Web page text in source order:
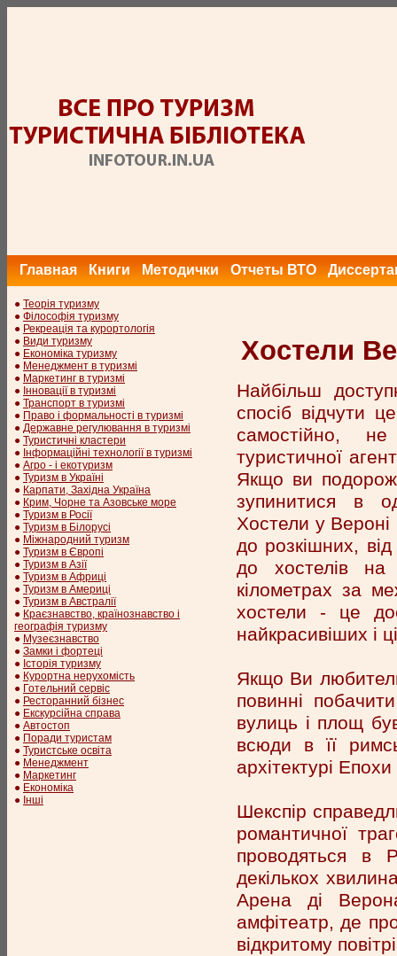
Главная Книги Методички Отчеты ВТО
● Теорія туризму
● Філософія туризму
● Рекреація та курортологія
● Види туризму
● Економіка туризму
● Менеджмент в туризмі
● Маркетинг в туризмі
● Інновації в туризмі
● Транспорт в туризмі
● Право і формальності в туризмі
● Державне регулювання в туризмі
● Туристичні кластери
● Інформаційні технології в туризмі
● Агро - і екотуризм
● Туризм в Україні
● Карпати, Західна Україна
● Крим, Чорне та Азовське море
● Туризм в Росії
● Туризм в Білорусі
● Міжнародний туризм
● Туризм в Європі
● Туризм в Азії
● Туризм в Африці
● Туризм в Америці
● Туризм в Австралії
● Краєзнавство, країнознавство і
географія туризму
● Музеєзнавство
● Замки і фортеці
● Історія туризму
● Курортна нерухомість
● Готельний сервіс
● Ресторанний бізнес
● Екскурсійна справа
● Автостоп
● Поради туристам
● Туристське освіта
● Менеджмент
● Маркетинг
● Економіка
● Інші
Хостели
Найбільш
спосіб відчути
самостійно,
туристичної
Якщо ви
зупинитися в
Хостели у Вероні
до розкішних,
до хостелів на
кілометрах за
хостели - це
найкрасивіших і
Якщо Ви
повинні
вулиць і площ
всюди в її
архітектурі
Шекспір
романтичної
проводяться в
декількох
Арена ді
амфітеатр, де
відкритому